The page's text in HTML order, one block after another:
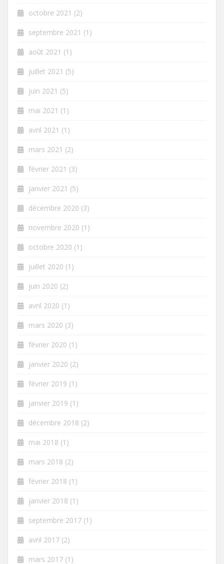
octobre 2021 (2)
septembre 2021 (1)
août 2021 (1)
juillet 2021 (5)
juin 2021 (5)
mai 2021 (1)
avril 2021 (1)
mars 2021 (2)
février 2021 (3)
janvier 2021 (5)
décembre 2020 (3)
novembre 2020 (1)
octobre 2020 (1)
juillet 2020 (1)
juin 2020 (2)
avril 2020 (1)
mars 2020 (3)
février 2020 (1)
janvier 2020 (2)
février 2019 (1)
janvier 2019 (1)
décembre 2018 (2)
mai 2018 (1)
mars 2018 (2)
février 2018 (1)
janvier 2018 (1)
septembre 2017 (1)
avril 2017 (2)
mars 2017 (1)